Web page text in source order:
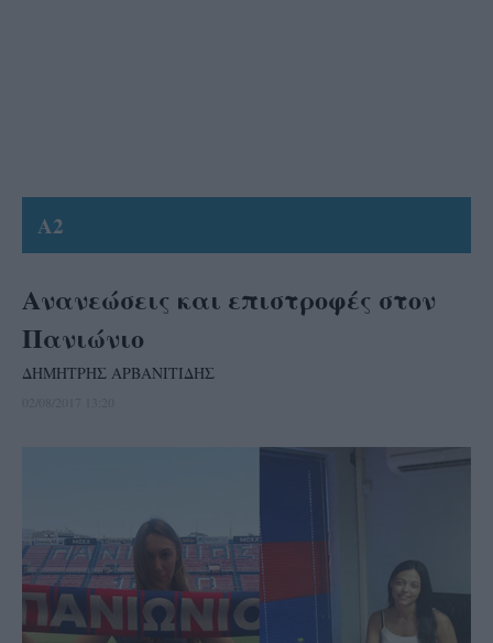
A2
Ανανεώσεις και επιστροφές στον
Πανιώνιο
ΔΗΜΗΤΡΗΣ ΑΡΒΑΝΙΤΙΔΗΣ